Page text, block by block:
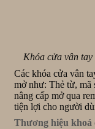
Khóa cửa vân
Các khóa cửa vân
mở như: Thẻ từ, mã
nâng cấp mở qua
tiện lợi cho người
Thương hiệu khoá